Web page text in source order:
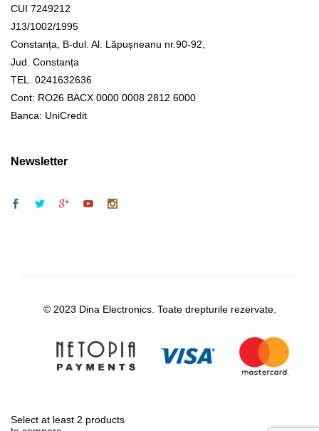
CUI 7249212
J13/1002/1995
Constanța, B-dul. Al. Lăpușneanu nr.90-92,
Jud. Constanța
TEL. 0241632636
Cont: RO26 BACX 0000 0008 2812 6000
Banca: UniCredit
Newsletter
© 2023 Dina Electronics. Toate drepturile rezervate.
Select at least 2 products